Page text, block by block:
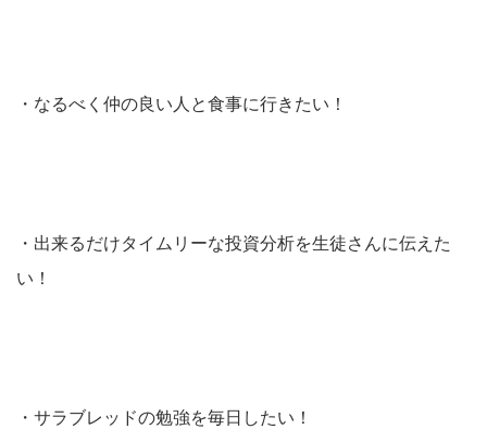
・なるべく仲の良い人と食事に行きたい！
・出来るだけタイムリーな投資分析を生徒さんに伝えた
い！
・サラブレッドの勉強を毎日したい！